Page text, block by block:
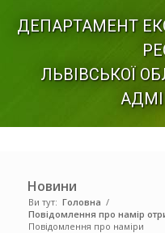
ДЕПАРТАМЕНТ
ЛЬВІВСЬКОЇ
Новини
Ви тут: Головна /
Повідомлення про намір
Повідомлення про наміри